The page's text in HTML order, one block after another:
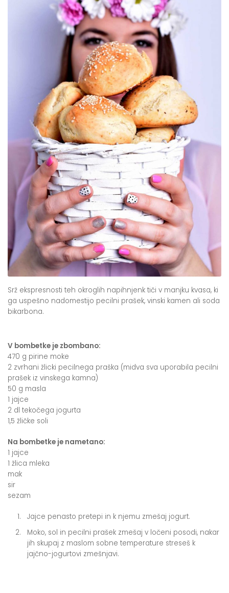
Srž ekspresnosti teh okroglih napihnjenk tiči v manjku kvasa, ki
ga uspešno nadomestijo pecilni prašek, vinski kamen ali soda
bikarbona.
V bombetke je zbombano:
470 g pirine moke
2 zvrhani žlicki pecilnega praška (midva sva uporabila pecilni
prašek iz vinskega kamna)
50 g masla
1 jajce
2 dl tekočega jogurta
1,5 žličke soli
Na bombetke je nametano:
1 jajce
1 žlica mleka
mak
sir
sezam
Jajce penasto pretepi in k njemu zmešaj jogurt.
Moko, sol in pecilni prašek zmešaj v ločeni posodi, nakar
jih skupaj z maslom sobne temperature streseš k
jajčno-jogurtovi zmešnjavi.